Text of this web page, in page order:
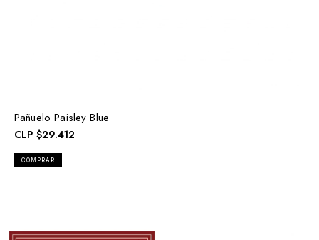
Pañuelo Paisley Blue
CLP $29.412
COMPRAR